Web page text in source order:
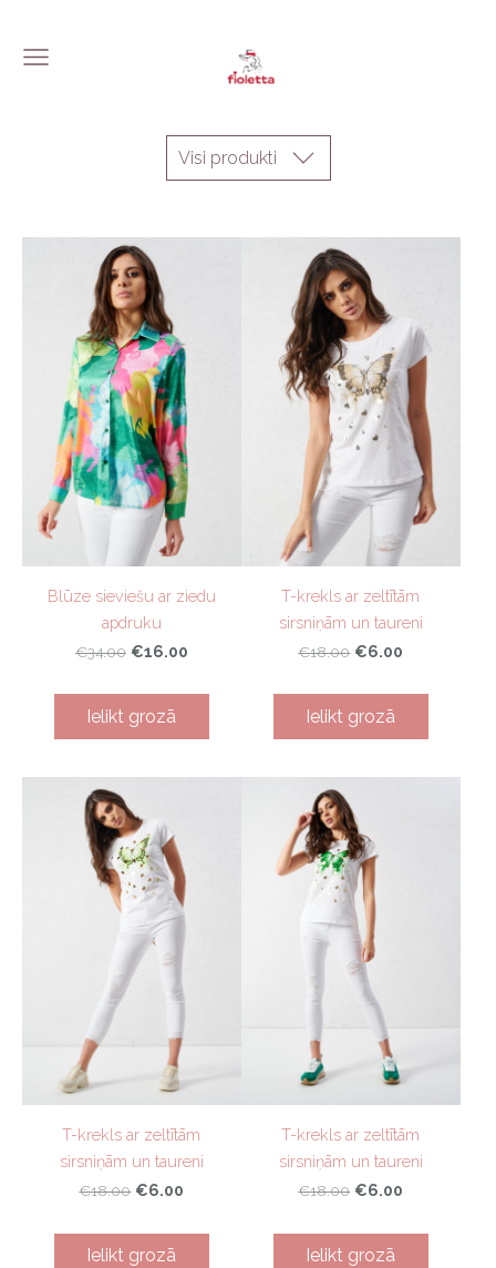
Visi produkti
Blūze sieviešu ar ziedu
apdruku
€34.00 €16.00
Ielikt grozā
T-krekls ar zeltītām
sirsniņām un taureni
€18.00 €6.00
Ielikt grozā
T-krekls ar zeltītām
sirsniņām un taureni
€18.00 €6.00
Ielikt grozā
T-krekls ar zeltītām
sirsniņām un taureni
€18.00 €6.00
Ielikt grozā